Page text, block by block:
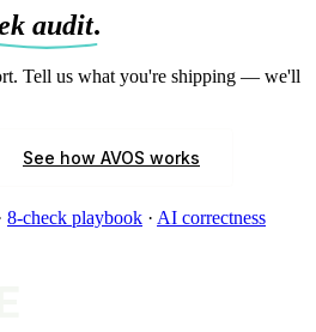
audit.
Tell us what you're shipping — we'll
See how AVOS works
8-check playbook · AI correctness